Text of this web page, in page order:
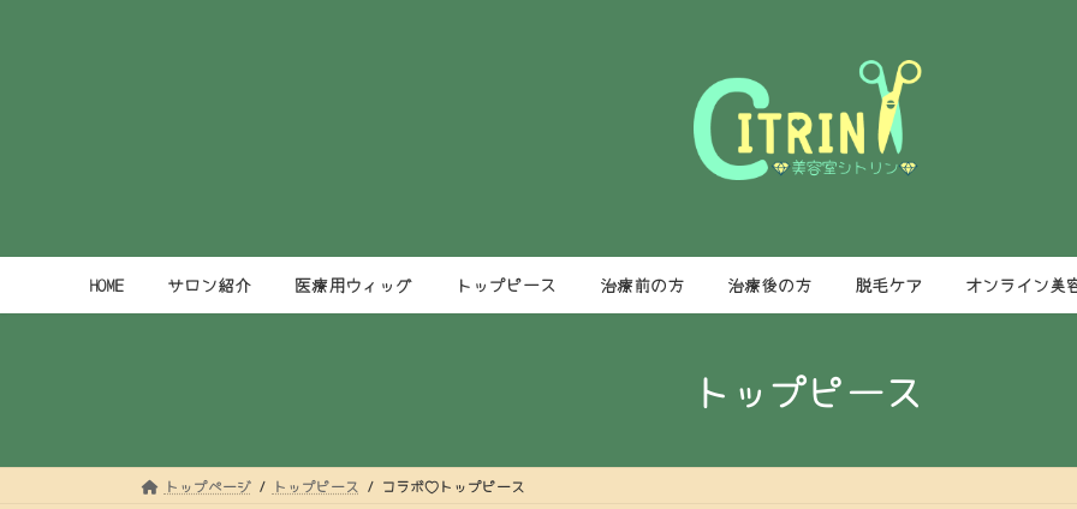
HOME サロン紹介 医療用ウィッグ トップピース 治療前の方 治療後の方 脱毛ケア オンライン美
トップピース
トップページ トップピース コラボ♡トップピース